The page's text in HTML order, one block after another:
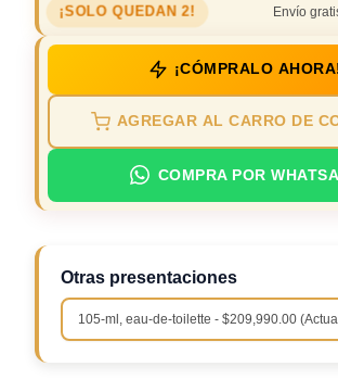
¡SOLO QUEDAN 2! Envío
¡CÓMPRALO
AGREGAR AL CARRO DE
COMPRA POR
Otras presentaciones